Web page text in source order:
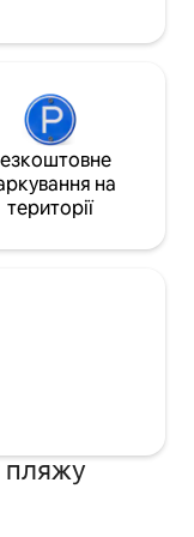
ніж 2 гостей
на
території
пляжу